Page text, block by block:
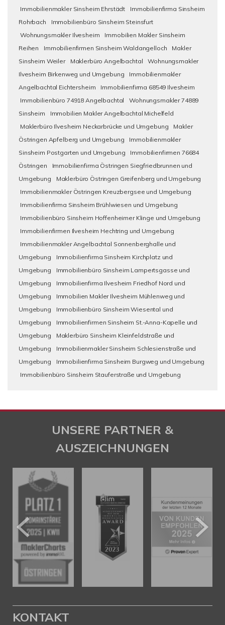
Immobilienmakler Sinsheim Ehrstädt
Immobilienfirma Sinsheim
Rohrbach
Immobilienbüro Sinsheim Steinsfurt
Wohnungsmakler Ilvesheim
Immobilien Makler Sinsheim
Reihen
Immobilienfirmen Sinsheim Waldangelloch
Makler
Sinsheim Weiler
Maklerbüro Angelbachtal
Wohnungsmakler
Ilvesheim Birkenweg und Umgebung
Immobilienmakler
Angelbachtal Eichtersheim
Immobilienfirma 68549 Ilvesheim
Immobilienbüro 74918 Angelbachtal
Wohnungsmakler 74889
Sinsheim
Immobilien Makler Angelbachtal Michelfeld
Maklerbüro Ilvesheim Neckarbrücke und Umgebung
Makler
Östringen Apfelberg und Umgebung
Immobilienmakler
Sinsheim Postgarten und Umgebung
Immobilienfirmen 76684
Östringen
Immobilienfirma Östringen Siegfriedbrunnen und
Umgebung
Maklerbüro Östringen Greifenberg und Umgebung
Immobilienmakler Östringen Kreuzbergsee und Umgebung
Immobilienfirma Sinsheim Brühlwiesen und Umgebung
Immobilienbüro Sinsheim Hoffenheimer Klinge und Umgebung
Immobilienfirmen Ilvesheim Hechtring und Umgebung
Immobilienmakler Angelbachtal Sonnenberghalle und
Umgebung
Immobilienfirma Sinsheim Kirchplatz und
Umgebung
Immobilienbüro Sinsheim Lampertsgasse und
Umgebung
Immobilienfirma Ilvesheim Friedhof Nord und
Umgebung
Immobilien Makler Ilvesheim Mühlenweg und
Umgebung
Immobilienbüro Sinsheim Wiesental und
Umgebung
Immobilienfirmen Sinsheim St.-Anna-Kapelle und
Umgebung
Maklerbüro Sinsheim Kleinfeldstraße und
Umgebung
Immobilienmakler Sinsheim Schlesienstraße und
Umgebung
Immobilienfirma Sinsheim Burgweg und Umgebung
Immobilienbüro Sinsheim Stauferstraße und Umgebung
UNSERE PARTNER &
AUSZEICHNUNGEN
KONTAKT